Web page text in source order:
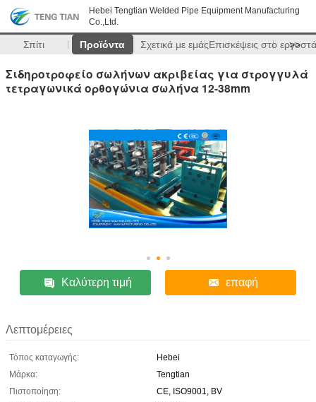
Hebei Tengtian Welded Pipe Equipment Manufacturing
Co.,Ltd.
Σπίτι Προϊόντα Σχετικά με εμάςΕπισκέψεις στο >>
Σιδηροτροφείο σωλήνων ακριβείας για στρογγυλά
τετραγωνικά ορθογώνια σωλήνα 12-38mm
Καλύτερη τιμή επαφή
Λεπτομέρειες
Τόπος καταγωγής:
Hebei
Μάρκα:
Tengtian
Πιστοποίηση:
CE, ISO9001, BV